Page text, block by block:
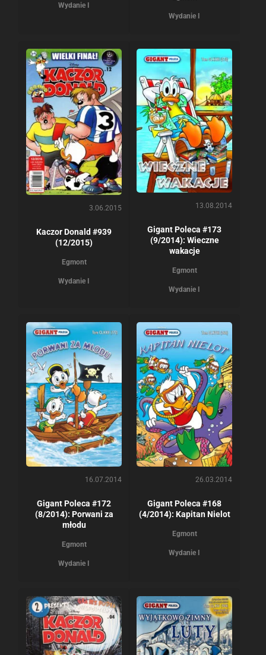
Wydanie I
Wydanie I
3.06.2015
Kaczor Donald #939
(12/2015)
Egmont
Wydanie I
13.08.2014
Gigant Poleca #173
(9/2014): Wieczne
wakacje
Egmont
Wydanie I
16.07.2014
Gigant Poleca #172
(8/2014): Porwani za
młodu
Egmont
Wydanie I
26.03.2014
Gigant Poleca #168
(4/2014): Kapitan Nielot
Egmont
Wydanie I